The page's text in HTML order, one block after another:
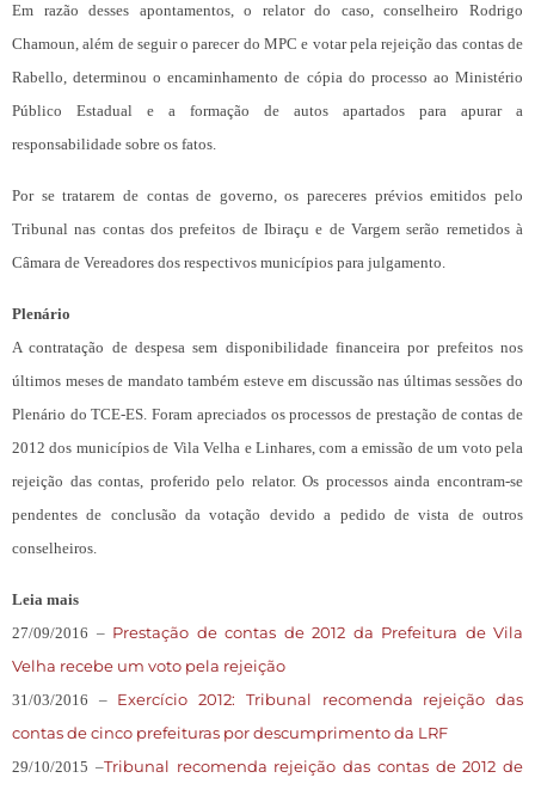
Em razão desses apontamentos, o relator do caso, conselheiro Rodrigo
Chamoun, além de seguir o parecer do MPC e votar pela rejeição das contas de
Rabello, determinou o encaminhamento de cópia do processo ao Ministério
Público Estadual e a formação de autos apartados para apurar a
responsabilidade sobre os fatos.
Por se tratarem de contas de governo, os pareceres prévios emitidos pelo
Tribunal nas contas dos prefeitos de Ibiraçu e de Vargem serão remetidos à
Câmara de Vereadores dos respectivos municípios para julgamento.
Plenário
A contratação de despesa sem disponibilidade financeira por prefeitos nos
últimos meses de mandato também esteve em discussão nas últimas sessões do
Plenário do TCE-ES. Foram apreciados os processos de prestação de contas de
2012 dos municípios de Vila Velha e Linhares, com a emissão de um voto pela
rejeição das contas, proferido pelo relator. Os processos ainda encontram-se
pendentes de conclusão da votação devido a pedido de vista de outros
conselheiros.
Leia mais
27/09/2016 – Prestação de contas de 2012 da Prefeitura de Vila
Velha recebe um voto pela rejeição
31/03/2016 –
Exercício 2012: Tribunal recomenda rejeição das
contas de cinco prefeituras por descumprimento da LRF
29/10/2015 –Tribunal recomenda rejeição das contas de 2012 de